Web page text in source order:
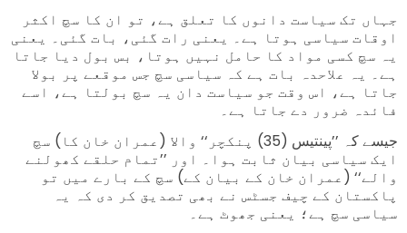
جہاں تک سیاست دانوں کا تعلق ہے، تو ان کا سچ اکثر
اوقات سیاسی ہوتا ہے۔ یعنی رات گئی، بات گئی۔ یعنی
یہ سچ کسی مواد کا حامل نہیں ہوتا، بس بول دیا جاتا
ہے۔ یہ علاحدہ بات ہے کہ سیاسی سچ جس موقعے پر بولا
جاتا ہے، اس وقت جو سیاست دان یہ سچ بولتا ہے، اسے
فائدہ ضرور دے جاتا ہے۔
جیسے کہ ’’پینتیس (35) پنکچر‘‘ والا (عمران خان کا) سچ
ایک سیاسی بیان ثابت ہوا۔ اور ’’تمام حلقے کھولنے
والے‘‘ (عمران خان کے بیان کے) سچ کے بارے میں تو
پاکستان کے چیف جسٹس نے بھی تصدیق کر دی کہ یہ
سیاسی سچ ہے؛ یعنی جھوٹ ہے۔